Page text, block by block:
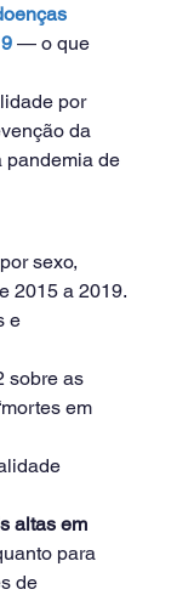
— o que
por
da
pandemia de
sexo,
2015 a 2019.
e
sobre as
em
altas em
para
de